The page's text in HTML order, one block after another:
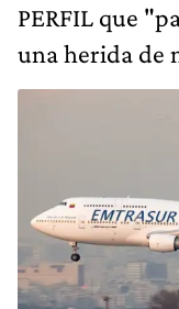
PERFIL que
una herida de